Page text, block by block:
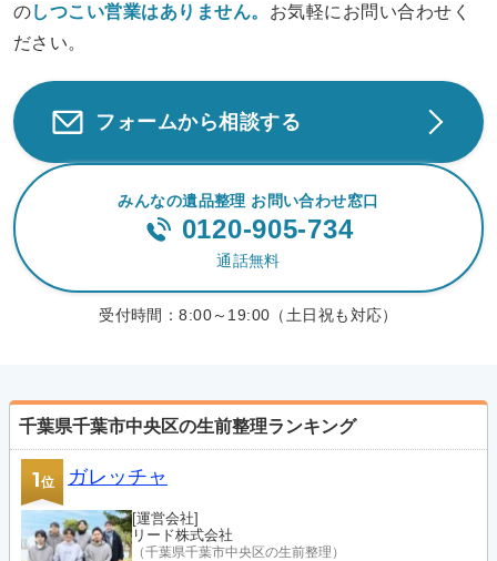
のしつこい営業はありません。 お気軽にお問い合わせく
ださい。
フォームから相談する
みんなの遺品整理 お問い合わせ窓口
0120-905-734
通話無料
受付時間：8:00～19:00（土日祝も対応）
千葉県千葉市中央区の生前整理ランキング
1位 ガレッチャ
[運営会社]
リード株式会社
（千葉県千葉市中央区の生前整理）